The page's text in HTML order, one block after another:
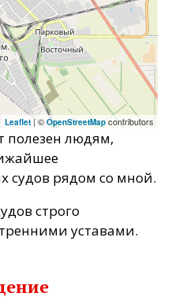
Leaflet| © OpenStreetMapcontributors
полезен людям,
судов рядом со мной.
строго
уставами.